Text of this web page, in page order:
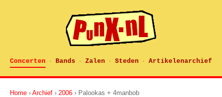
Concerten · Bands · Zalen · Steden · Artikelenarchief
Home › Archief › 2006 › Palookas + 4manbob